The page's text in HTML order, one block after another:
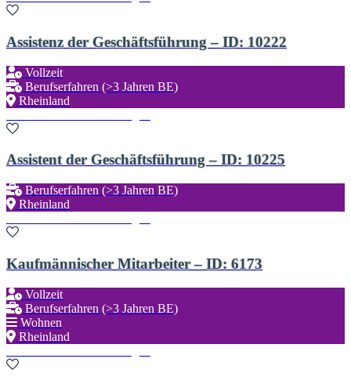
Assistenz der Geschäftsführung – ID: 10222
Vollzeit
Berufserfahren (>3 Jahren BE)
Rheinland
Assistent der Geschäftsführung – ID: 10225
Berufserfahren (>3 Jahren BE)
Rheinland
Kaufmännischer Mitarbeiter – ID: 6173
Vollzeit
Berufserfahren (>3 Jahren BE)
Wohnen
Rheinland